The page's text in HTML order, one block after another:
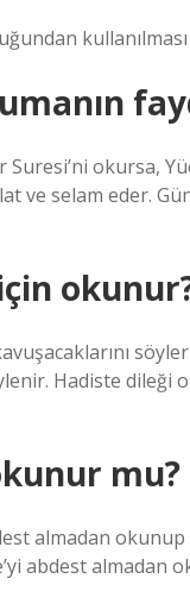
Suresi’ni okursa,
selam eder.
Hadiste dileği
mu?
almadan
abdest almadan